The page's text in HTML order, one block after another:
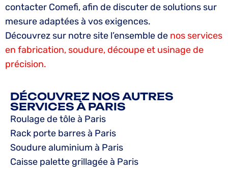
contacter Comefi, afin de discuter de solutions sur
mesure adaptées à vos exigences.
Découvrez sur notre site l’ensemble de nos services
en fabrication, soudure, découpe et usinage de
précision.
DÉCOUVREZ NOS AUTRES
SERVICES À PARIS
Roulage de tôle à Paris
Rack porte barres à Paris
Soudure aluminium à Paris
Caisse palette grillagée à Paris